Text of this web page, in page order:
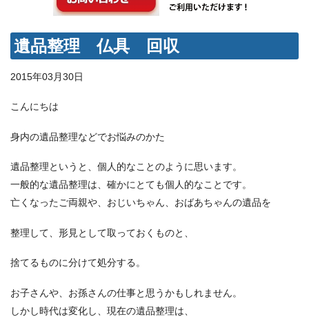
遺品整理 仏具 回収
2015年03月30日
こんにちは
身内の遺品整理などでお悩みのかた
遺品整理というと、個人的なことのように思います。
一般的な遺品整理は、確かにとても個人的なことです。
亡くなったご両親や、おじいちゃん、おばあちゃんの遺品を
整理して、形見として取っておくものと、
捨てるものに分けて処分する。
お子さんや、お孫さんの仕事と思うかもしれません。
しかし時代は変化し、現在の遺品整理は、